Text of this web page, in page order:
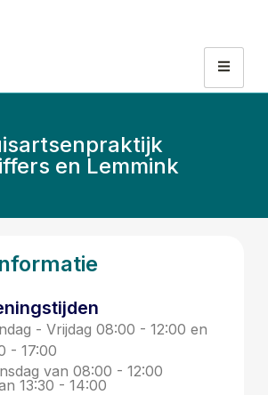
en Lemmink
- Vrijdag 08:00 - 12:00 en
- 17:00
van 08:00 - 12:00
13:30 - 14:00